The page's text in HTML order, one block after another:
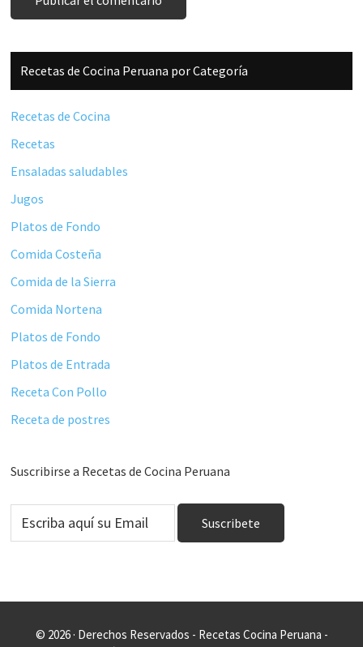
Barra
lateral
principal
Recetas de Cocina Peruana por Categoría
Recetas de Cocina
Recetas
Ensaladas saludables
Jugos
Platos de Fondo
Comida Costeña
Comida de la Sierra
Comida Nortena
Platos de Fondo
Platos de Entrada
Receta Con Pollo
Receta de postres
Suscribirse a Recetas de Cocina Peruana
© 2026 · Derechos Reservados - Recetas Cocina Peruana -